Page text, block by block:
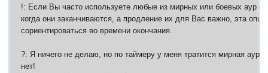
!: Если Вы часто используете любые из мирных или боевых аур и
когда они заканчиваются, а продление их для Вас важно, эта
сориентироваться во времени окончания.
?: Я ничего не делаю, но по таймеру у меня тратится мирная
нет!